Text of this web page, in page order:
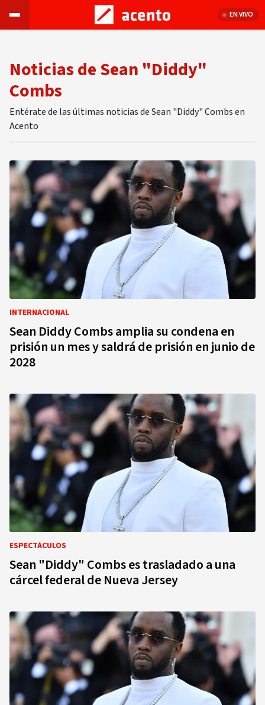
EN VIVO
Noticias de Sean "Diddy"
Combs
Entérate de las últimas noticias de Sean "Diddy" Combs en
Acento
INTERNACIONAL
Sean Diddy Combs amplia su condena en
prisión un mes y saldrá de prisión en junio de
2028
ESPECTÁCULOS
Sean "Diddy" Combs es trasladado a una
cárcel federal de Nueva Jersey